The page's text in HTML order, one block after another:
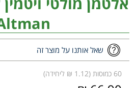
שאל אותנו על מוצר זה
60 כמוסות (1.12 ₪ ליחידה)